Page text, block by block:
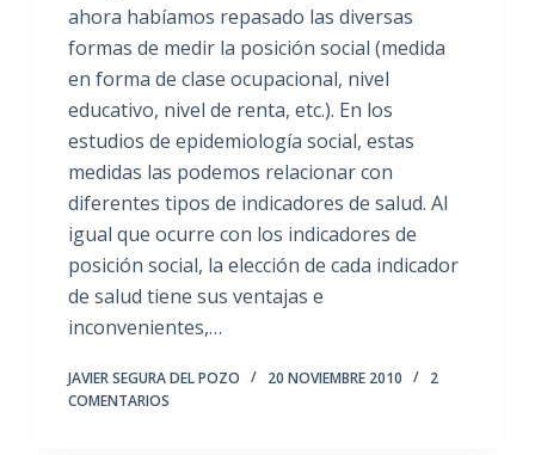
ahora habíamos repasado las diversas
formas de medir la posición social (medida
en forma de clase ocupacional, nivel
educativo, nivel de renta, etc.). En los
estudios de epidemiología social, estas
medidas las podemos relacionar con
diferentes tipos de indicadores de salud. Al
igual que ocurre con los indicadores de
posición social, la elección de cada indicador
de salud tiene sus ventajas e
inconvenientes,…
JAVIER SEGURA DEL POZO 20 NOVIEMBRE 2010
2
COMENTARIOS